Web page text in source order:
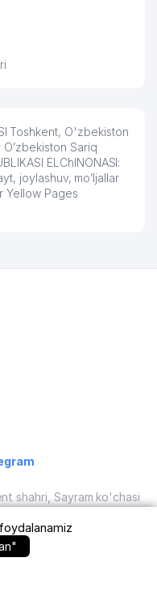
Toshkent, O'zbekiston
O’zbekiston Sariq
ELChINONASI:
joylashuv, mo’ljallar
Yellow Pages
qilish
shahri, Sayram ko'chasi
faqat sayt
foydalanamiz